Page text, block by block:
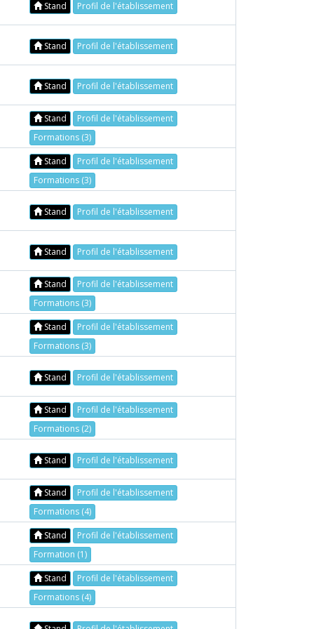
Stand Profil de l'établissement
Stand Profil de l'établissement
Stand Profil de l'établissement
Stand
Profil de l'établissement
Formations (3)
Stand
Profil de l'établissement
Formations (3)
Stand Profil de l'établissement
Stand Profil de l'établissement
Stand
Profil de l'établissement
Formations (3)
Stand
Profil de l'établissement
Formations (3)
Stand Profil de l'établissement
Stand
Profil de l'établissement
Formations (2)
Stand Profil de l'établissement
Stand
Profil de l'établissement
Formations (4)
Stand
Profil de l'établissement
Formation (1)
Stand
Profil de l'établissement
Formations (4)